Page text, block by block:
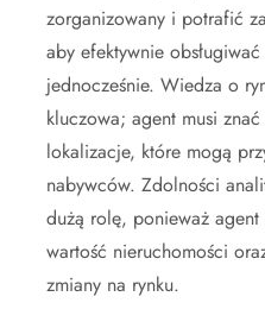
zorganizowany i potrafić
aby efektywnie
jednocześnie. Wiedza o
kluczowa; agent musi
lokalizacje, które mogą
nabywców. Zdolności
dużą rolę, ponieważ
wartość nieruchomości
zmiany na rynku.